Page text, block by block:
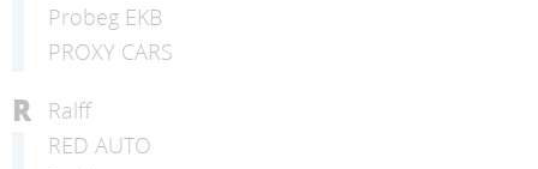
Probeg EKB
PROXY CARS
R
Ralff
RED AUTO